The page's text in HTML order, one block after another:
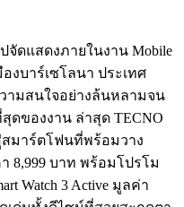
จัดแสดงภายในงาน Mobile
องบาร์เซโลนา ประเทศ
ามสนใจอย่างล้นหลามจน
ดของงาน ล่าสุด TECNO
มาร์ตโฟนที่พร้อมวาง
8,999 บาท พร้อมโปรโม
Watch 3 Active มูลค่า